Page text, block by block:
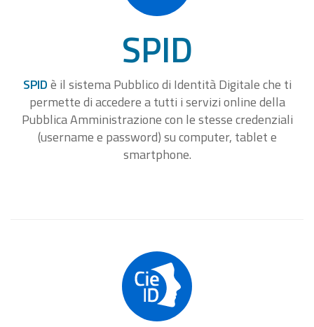
SPID
SPIDè il sistema Pubblico di Identità Digitale che ti
permette di accedere a tutti i servizi online della
Pubblica Amministrazione con le stesse credenziali
(username e password) su computer, tablet e
smartphone.